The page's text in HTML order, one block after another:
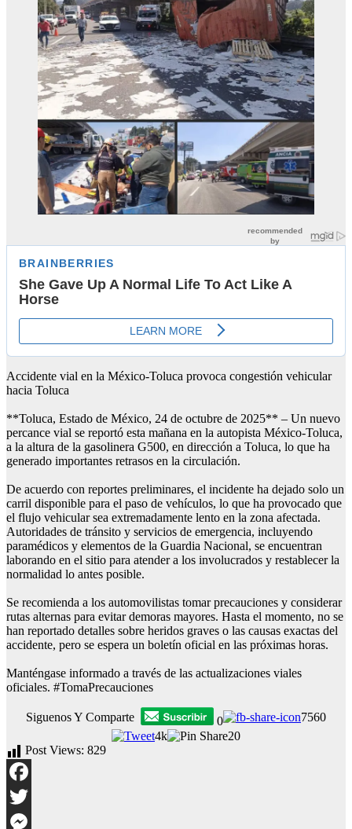
Accidente vial en la México-Toluca provoca congestión vehicular
hacia Toluca
**Toluca, Estado de México, 24 de octubre de 2025** – Un nuevo
percance vial se reportó esta mañana en la autopista México-Toluca,
a la altura de la gasolinera G500, en dirección a Toluca, lo que ha
generado importantes retrasos en la circulación.
De acuerdo con reportes preliminares, el incidente ha dejado solo un
carril disponible para el paso de vehículos, lo que ha provocado que
el flujo vehicular sea extremadamente lento en la zona afectada.
Autoridades de tránsito y servicios de emergencia, incluyendo
paramédicos y elementos de la Guardia Nacional, se encuentran
laborando en el sitio para atender a los involucrados y restablecer la
normalidad lo antes posible.
Se recomienda a los automovilistas tomar precauciones y considerar
rutas alternas para evitar demoras mayores. Hasta el momento, no se
han reportado detalles sobre heridos graves o las causas exactas del
accidente, pero se espera un boletín oficial en las próximas horas.
Manténgase informado a través de las actualizaciones viales
oficiales. #TomaPrecauciones
Siguenos Y Comparte 0
7560
4k
20
Post Views: 829
Facebook
Twitter